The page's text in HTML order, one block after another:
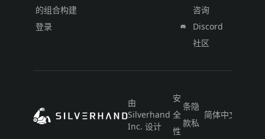
的组合构建
登录
咨询
Discord
社区
由
Silverhand
Inc. 设计
安
全
性
条
款
隐
私
简体中文